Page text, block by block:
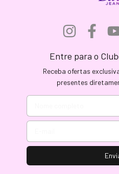
Entre para o
Receba ofertas
presentes